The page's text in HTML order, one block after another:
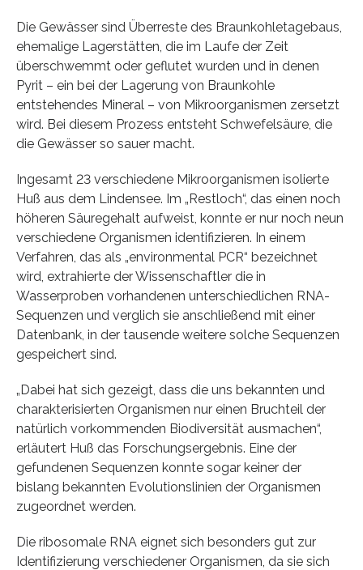
Die Gewässer sind Überreste des Braunkohletagebaus,
ehemalige Lagerstätten, die im Laufe der Zeit
überschwemmt oder geflutet wurden und in denen
Pyrit – ein bei der Lagerung von Braunkohle
entstehendes Mineral – von Mikroorganismen zersetzt
wird. Bei diesem Prozess entsteht Schwefelsäure, die
die Gewässer so sauer macht.
Ingesamt 23 verschiedene Mikroorganismen isolierte
Huß aus dem Lindensee. Im „Restloch“, das einen noch
höheren Säuregehalt aufweist, konnte er nur noch neun
verschiedene Organismen identifizieren. In einem
Verfahren, das als „environmental PCR“ bezeichnet
wird, extrahierte der Wissenschaftler die in
Wasserproben vorhandenen unterschiedlichen RNA-
Sequenzen und verglich sie anschließend mit einer
Datenbank, in der tausende weitere solche Sequenzen
gespeichert sind.
„Dabei hat sich gezeigt, dass die uns bekannten und
charakterisierten Organismen nur einen Bruchteil der
natürlich vorkommenden Biodiversität ausmachen“,
erläutert Huß das Forschungsergebnis. Eine der
gefundenen Sequenzen konnte sogar keiner der
bislang bekannten Evolutionslinien der Organismen
zugeordnet werden.
Die ribosomale RNA eignet sich besonders gut zur
Identifizierung verschiedener Organismen, da sie sich